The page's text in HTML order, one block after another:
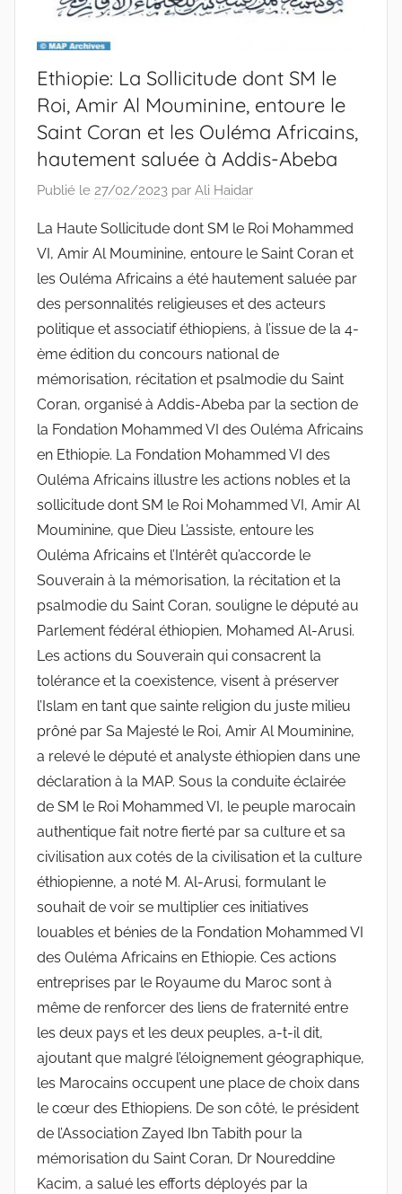
Ethiopie: La Sollicitude dont SM le
Roi, Amir Al Mouminine, entoure le
Saint Coran et les Ouléma Africains,
hautement saluée à Addis-Abeba
Publié le 27/02/2023 par Ali Haidar
La Haute Sollicitude dont SM le Roi Mohammed
VI, Amir Al Mouminine, entoure le Saint Coran et
les Ouléma Africains a été hautement saluée par
des personnalités religieuses et des acteurs
politique et associatif éthiopiens, à l’issue de la 4-
ème édition du concours national de
mémorisation, récitation et psalmodie du Saint
Coran, organisé à Addis-Abeba par la section de
la Fondation Mohammed VI des Ouléma Africains
en Ethiopie. La Fondation Mohammed VI des
Ouléma Africains illustre les actions nobles et la
sollicitude dont SM le Roi Mohammed VI, Amir Al
Mouminine, que Dieu L’assiste, entoure les
Ouléma Africains et l’Intérêt qu’accorde le
Souverain à la mémorisation, la récitation et la
psalmodie du Saint Coran, souligne le député au
Parlement fédéral éthiopien, Mohamed Al-Arusi.
Les actions du Souverain qui consacrent la
tolérance et la coexistence, visent à préserver
l’Islam en tant que sainte religion du juste milieu
prôné par Sa Majesté le Roi, Amir Al Mouminine,
a relevé le député et analyste éthiopien dans une
déclaration à la MAP. Sous la conduite éclairée
de SM le Roi Mohammed VI, le peuple marocain
authentique fait notre fierté par sa culture et sa
civilisation aux cotés de la civilisation et la culture
éthiopienne, a noté M. Al-Arusi, formulant le
souhait de voir se multiplier ces initiatives
louables et bénies de la Fondation Mohammed VI
des Ouléma Africains en Ethiopie. Ces actions
entreprises par le Royaume du Maroc sont à
même de renforcer des liens de fraternité entre
les deux pays et les deux peuples, a-t-il dit,
ajoutant que malgré l’éloignement géographique,
les Marocains occupent une place de choix dans
le cœur des Ethiopiens. De son côté, le président
de l’Association Zayed Ibn Tabith pour la
mémorisation du Saint Coran, Dr Noureddine
Kacim, a salué les efforts déployés par la